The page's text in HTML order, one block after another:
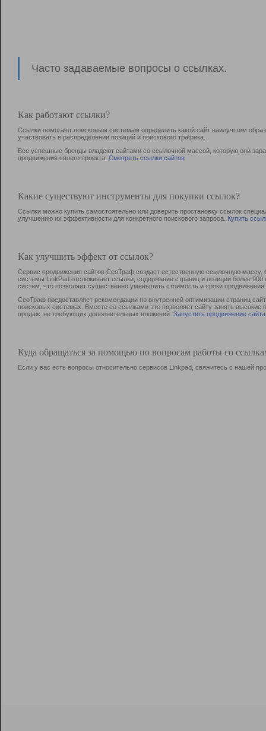
Часто задаваемые вопросы о ссылках.
Как работают ссылки?
Ссылки помогают поисковым системам определить какой сайт наилучшим
участвовать в раcпределении позиций и поискового трафика.
Все успешные бренды владеют сайтами со ссылочной массой, которую они
продвижения своего проекта. Смотреть ссылки сайтов
Какие существуют инструменты для покупки ссылок?
Ссылки можно купить самостоятельно или доверить простановку ссылок
улучшению их эффективности для конкретного поискового запроса. Купить
Как улучшить эффект от ссылок?
Сервис продвижения сайтов СеоТраф создает естественную ссылочную
системы LinkPad отслеживает ссылки, содержание страниц и позиции более
систем, что позволяет существенно уменьшить стоимость и сроки продвижения.
СеоТраф предоставляет рекомендации по внутренней оптимизации страниц
поисковых системах. Вместе со ссылками это позволяет сайту занять
продаж, не требующих дополнительных вложений. Запустить продвижение сайта
Куда обращаться за помощью по вопросам работы со
Если у вас есть вопросы относительно сервисов Linkpad, свяжитесь с нашей